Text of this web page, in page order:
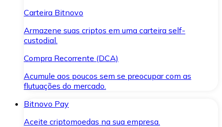
Carteira Bitnovo
Armazene suas criptos em uma carteira self-
custodial.
Compra Recorrente (DCA)
Acumule aos poucos sem se preocupar com as
flutuações do mercado.
Bitnovo Pay
Aceite criptomoedas na sua empresa.